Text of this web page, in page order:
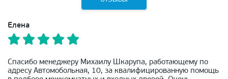
Елена
Спасибо менеджеру Михаилу Шкарупа, работающему по
адресу Автомобольная, 10, за квалифицированную помощь